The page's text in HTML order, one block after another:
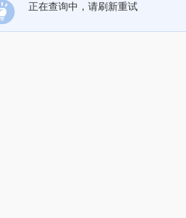
正在查询中，请刷新重试